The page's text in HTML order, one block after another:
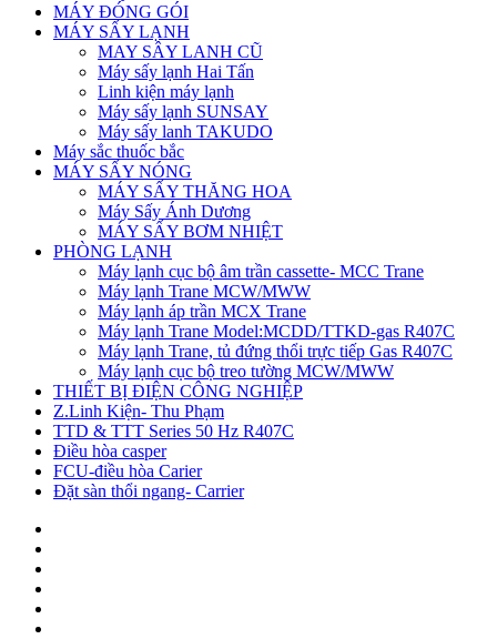
MÁY ĐÓNG GÓI
MÁY SẤY LẠNH
MAY SÂY LANH CŨ
Máy sấy lạnh Hai Tấn
Linh kiện máy lạnh
Máy sấy lạnh SUNSAY
Máy sấy lanh TAKUDO
Máy sắc thuốc bắc
MÁY SẤY NÓNG
MÁY SẤY THĂNG HOA
Máy Sấy Ánh Dương
MÁY SẤY BƠM NHIỆT
PHÒNG LẠNH
Máy lạnh cục bộ âm trần cassette- MCC Trane
Máy lạnh Trane MCW/MWW
Máy lạnh áp trần MCX Trane
Máy lạnh Trane Model:MCDD/TTKD-gas R407C
Máy lạnh Trane, tủ đứng thổi trực tiếp Gas R407C
Máy lạnh cục bộ treo tường MCW/MWW
THIẾT BỊ ĐIỆN CÔNG NGHIỆP
Z.Linh Kiện- Thu Phạm
TTD & TTT Series 50 Hz R407C
Điều hòa casper
FCU-điều hòa Carier
Đặt sàn thổi ngang- Carrier